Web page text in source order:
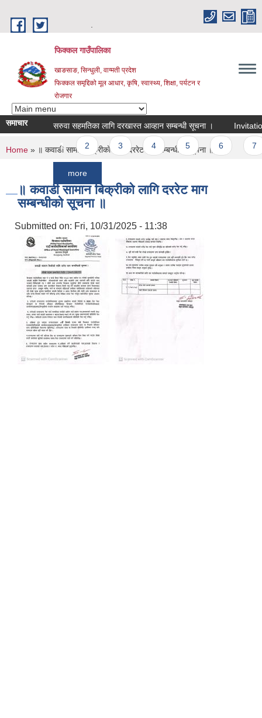
फिक्कल गाउँपालिका
खाङसाङ, सिन्धुली, वाग्मती प्रदेश
फिक्कल समृद्दिको मूल आधार, कृषि, स्वास्थ्य, शिक्षा, पर्यटन र
रोजगार
समाचारसरुवा सहमतिका लागि दरखास्त आव्हान सम्बन्धी सूचना । Invitation For
Pages
2
You are here
Home » ॥ कवाडी सामान बिक्रीको लागि दररेट माग सम्बन्धीको सूचना ॥
॥ कवाडी सामान बिक्रीको लागि दररेट माग
सम्बन्धीको सूचना ॥
Submitted on: Fri, 10/31/2025 - 11:38